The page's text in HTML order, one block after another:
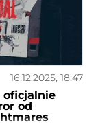
16.12.2025, 18:47
oficjalnie
od